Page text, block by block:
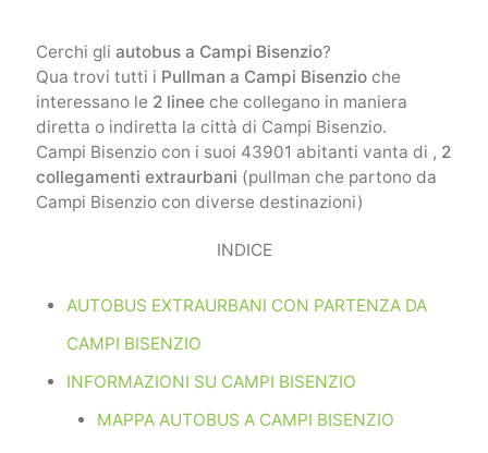
Cerchi gli autobus a Campi Bisenzio?
Qua trovi tutti i Pullman a Campi Bisenzioche
interessano le 2 lineeche collegano in maniera
diretta o indiretta la città di Campi Bisenzio.
Campi Bisenzio con i suoi 43901 abitanti vanta di , 2
collegamenti extraurbani (pullman che partono da
Campi Bisenzio con diverse destinazioni)
INDICE
AUTOBUS EXTRAURBANI CON PARTENZA DA
CAMPI BISENZIO
INFORMAZIONI SU CAMPI BISENZIO
MAPPA AUTOBUS A CAMPI BISENZIO